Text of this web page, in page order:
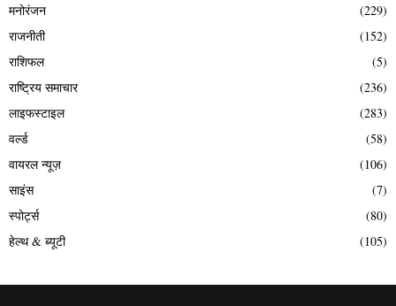
मनोरंजन
(229)
राजनीती
(152)
राशिफल
(5)
राष्ट्रिय समाचार
(236)
लाइफस्टाइल
(283)
वर्ल्ड
(58)
वायरल न्यूज़
(106)
साइंस
(7)
स्पोर्ट्स
(80)
हेल्थ & ब्यूटी
(105)